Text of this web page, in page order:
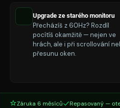
Upgrade ze starého monitoru
Přecházíš z 60Hz? Rozdíl
pocítíš okamžitě — nejen ve
hrách, ale i při scrollování
přesunu oken.
Záruka 6 měsíců
Repasovaný —